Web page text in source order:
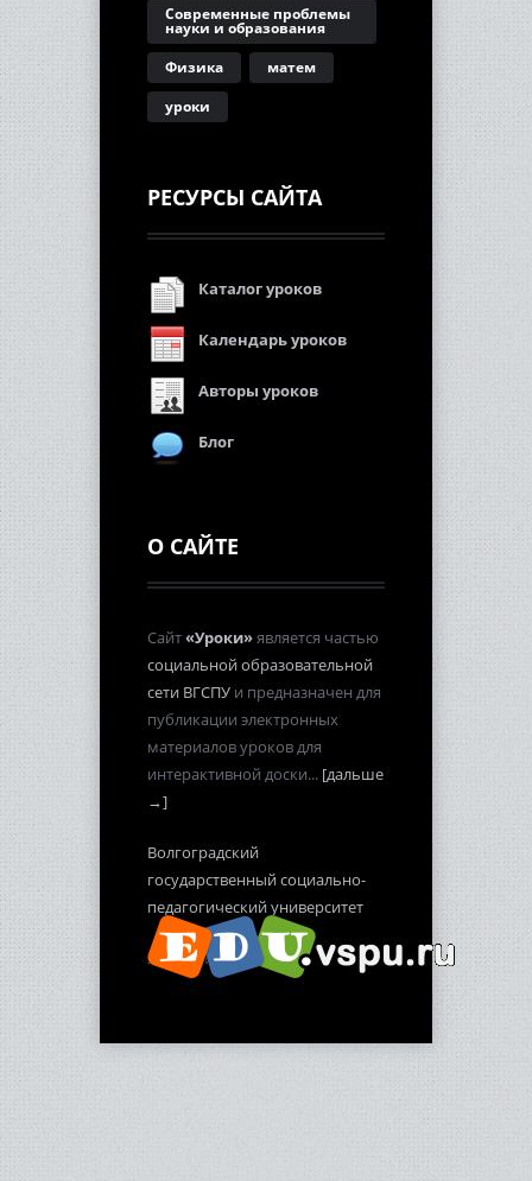
Современные проблемы
науки и образования
Физика
матем
уроки
РЕСУРСЫ САЙТА
Каталог уроков
Календарь уроков
Авторы уроков
Блог
О САЙТЕ
Сайт«Уроки»является частью
социальной образовательной
сети ВГСПУ и предназначен для
публикации электронных
материалов уроков для
интерактивной доски... [дальше
→]
Волгоградский
государственный социально-
педагогический университет
2012-2013 гг.